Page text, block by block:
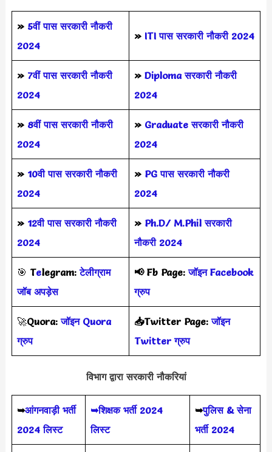
» 5वीं पास सरकारी नौकरी
2024
» ITI पास सरकारी नौकरी 2024
» 7वीं पास सरकारी नौकरी
2024
» Diploma सरकारी नौकरी
2024
» 8वीं पास सरकारी नौकरी
2024
» Graduate सरकारी नौकरी
2024
» 10वी पास सरकारी नौकरी
2024
» PG पास सरकारी नौकरी
2024
» 12वी पास सरकारी नौकरी
2024
» Ph.D/ M.Phil सरकारी
नौकरी 2024
🎯 Telegram: टेलीग्राम
जॉब अपड़ेस
📢 Fb Page:जॉइन Facebook
ग्रुप
🚀Quora:जॉइन Quora
ग्रुप
📥Twitter Page:जॉइन
Twitter ग्रुप
विभाग द्वारा सरकारी नौकरियां
➥आंगनवाड़ी भर्ती
2024 लिस्ट
➥शिक्षक भर्ती 2024
लिस्ट
➥पुलिस & सेना
भर्ती 2024